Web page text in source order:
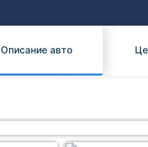
Subaru
Описание авто